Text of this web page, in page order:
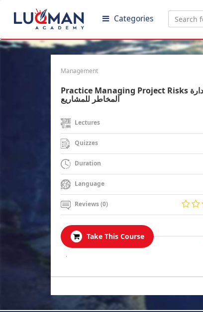
Categories
Management
Practice Managing Project Risks تطبيق إدارة
المخاطر للمشاريع
Lectures
Quizzes
Duration
Language
Reviews (0)
Take This Course
.